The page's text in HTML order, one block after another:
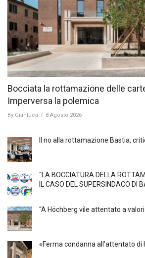
Bocciata la rottamazione delle
Imperversa la polemica
By Gianluca / 8 Agosto 2026
Il no alla rottamazione Bastia,
“LA BOCCIATURA DELLA
IL CASO DEL SUPERSINDACO DI
“A Höchberg vile attentato a
«Ferma condanna all’attentato di